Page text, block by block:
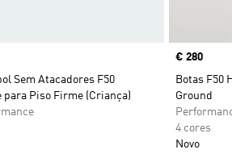
Sem Atacadores F50
para Piso Firme (Criança)
Price
€ 280
Botas F50
Ground
4 cores
Novo